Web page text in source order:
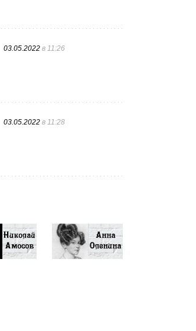
03.05.2022 в 11:26
03.05.2022 в 11:28